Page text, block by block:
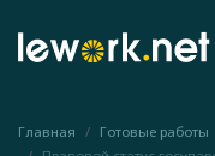
Главная Готовые работы